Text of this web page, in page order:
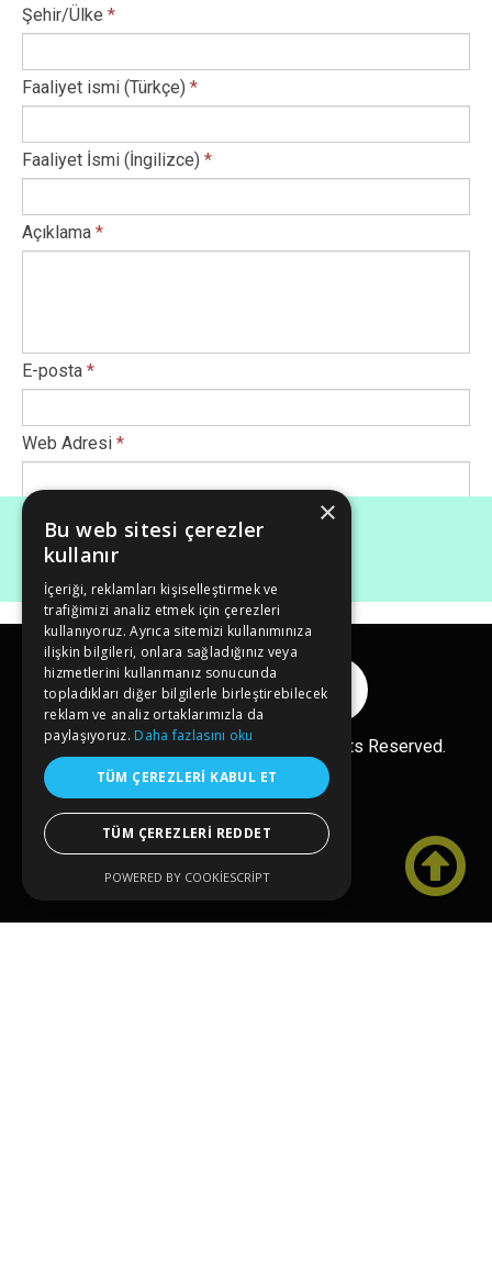

Şehir/Ülke *
Faaliyet ismi (Türkçe) *
Faaliyet İsmi (İngilizce) *
Açıklama *
E-posta *
Web Adresi *
Afiş Ekle
Maksimum dosya boyutu (Mb): 50
Ücretsiz Ekle
Reklam Ver
Copyright© 2026 kongreler.net All Rights Reserved.
×
Bu web sitesi çerezler
kullanır
İçeriği, reklamları kişiselleştirmek ve
trafiğimizi analiz etmek için çerezleri
kullanıyoruz. Ayrıca sitemizi kullanımınıza
ilişkin bilgileri, onlara sağladığınız veya
hizmetlerini kullanmanız sonucunda
topladıkları diğer bilgilerle birleştirebilecek
reklam ve analiz ortaklarımızla da
paylaşıyoruz. Daha fazlasını oku
TÜM ÇEREZLERI KABUL ET
TÜM ÇEREZLERI REDDET
POWERED BY COOKIESCRIPT